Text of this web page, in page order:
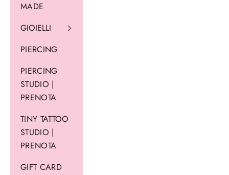
MADE
GIOIELLI
PIERCING
PIERCING
STUDIO |
PRENOTA
TINY TATTOO
STUDIO |
PRENOTA
GIFT CARD